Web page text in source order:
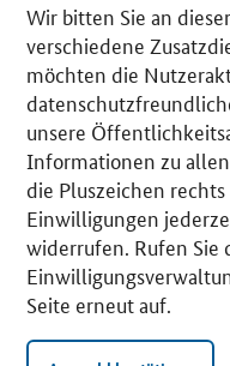
Wir bitten Sie an
verschiedene
möchten die
unsere
Informationen zu
die Pluszeichen
Einwilligungen
widerrufen. Rufen Sie
Seite erneut auf.